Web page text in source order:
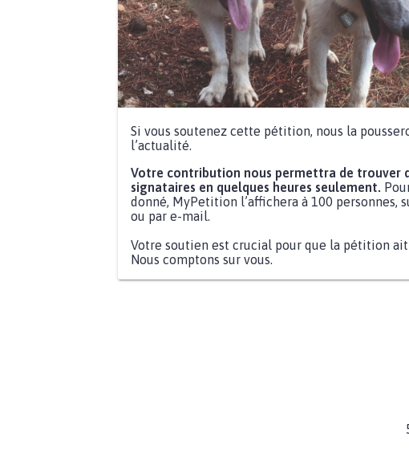
Si vous soutenez cette pétition, nous la
l’actualité.
Votre contribution nous permettra de trouver
signataires en quelques heures seulement.
donné, MyPetition l’affichera à 100 personnes,
ou par e-mail.
Votre soutien est crucial pour que la pétition
Nous comptons sur vous.